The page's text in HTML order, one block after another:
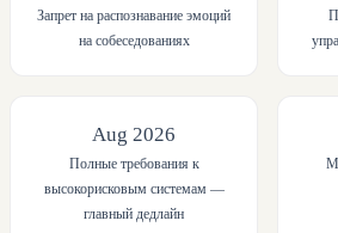
Запрет на распознавание эмоций
на собеседованиях
Aug 2026
Полные требования к
высокорисковым системам —
главный дедлайн